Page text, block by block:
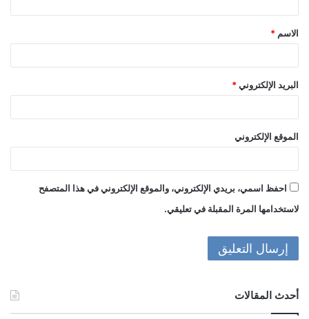
ق
*
الاسم *
البريد الإلكتروني *
الموقع الإلكتروني
احفظ اسمي، بريدي الإلكتروني، والموقع الإلكتروني في هذا المتصفح
لاستخدامها المرة المقبلة في تعليقي.
أحدث المقالات